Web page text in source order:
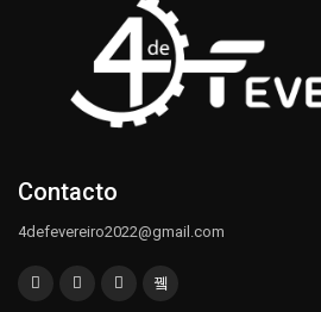
Contacto
4defevereiro2022@gmail.com